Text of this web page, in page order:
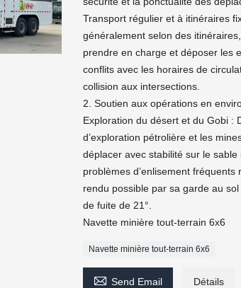
Transport régulier et à itinéraires
généralement selon des
prendre en charge et déposer les
conflits avec les horaires de
collision aux intersections.
2. Soutien aux opérations en
Exploration du désert et du Gobi :
d’exploration pétrolière et les
déplacer avec stabilité sur le
problèmes d’enlisement
rendu possible par sa garde au
de fuite de 21°.
Navette minière tout-terrain 6x6
Navette minière tout-terrain 6x6
 Send Email Détails